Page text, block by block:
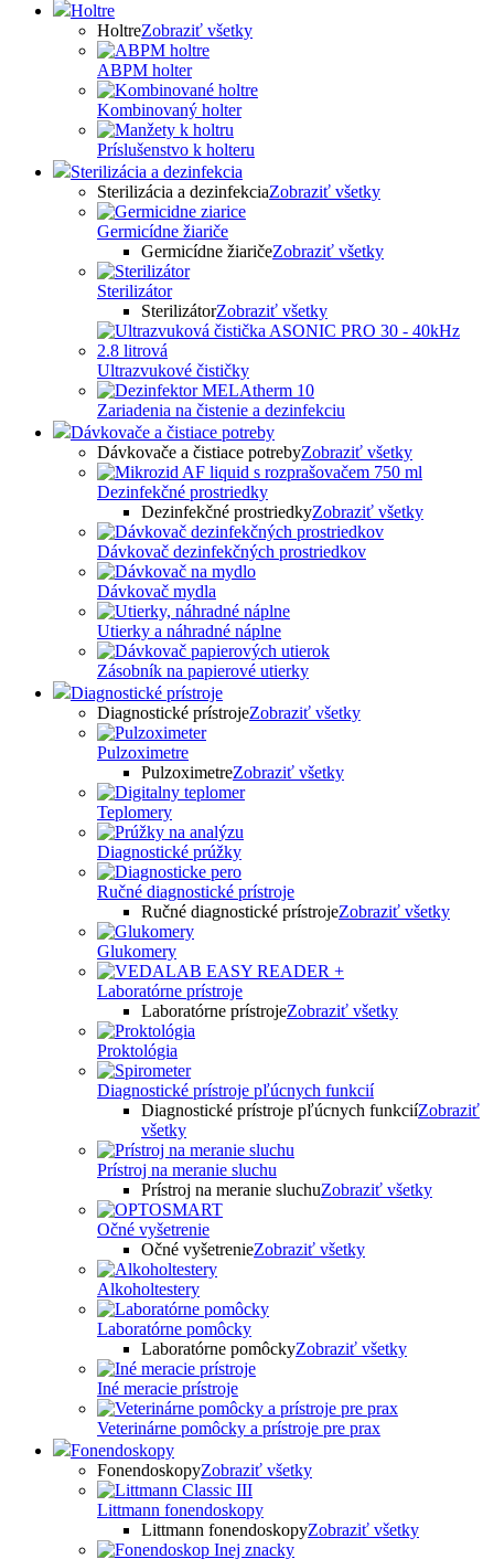
Holtre
HoltreZobraziť všetky
ABPM holter
Kombinovaný holter
Príslušenstvo k holteru
Sterilizácia a dezinfekcia
Sterilizácia a dezinfekciaZobraziť všetky
Germicídne žiariče
Germicídne žiaričeZobraziť všetky
Sterilizátor
SterilizátorZobraziť všetky
Ultrazvukové čističky
Zariadenia na čistenie a dezinfekciu
Dávkovače a čistiace potreby
Dávkovače a čistiace potrebyZobraziť všetky
Dezinfekčné prostriedky
Dezinfekčné prostriedkyZobraziť všetky
Dávkovač dezinfekčných prostriedkov
Dávkovač mydla
Utierky a náhradné náplne
Zásobník na papierové utierky
Diagnostické prístroje
Diagnostické prístrojeZobraziť všetky
Pulzoximetre
PulzoximetreZobraziť všetky
Teplomery
Diagnostické prúžky
Ručné diagnostické prístroje
Ručné diagnostické prístrojeZobraziť všetky
Glukomery
Laboratórne prístroje
Laboratórne prístrojeZobraziť všetky
Proktológia
Diagnostické prístroje pľúcnych funkcií
Diagnostické prístroje pľúcnych funkciíZobraziť
všetky
Prístroj na meranie sluchu
Prístroj na meranie sluchuZobraziť všetky
Očné vyšetrenie
Očné vyšetrenieZobraziť všetky
Alkoholtestery
Laboratórne pomôcky
Laboratórne pomôckyZobraziť všetky
Iné meracie prístroje
Veterinárne pomôcky a prístroje pre prax
Fonendoskopy
FonendoskopyZobraziť všetky
Littmann fonendoskopy
Littmann fonendoskopyZobraziť všetky